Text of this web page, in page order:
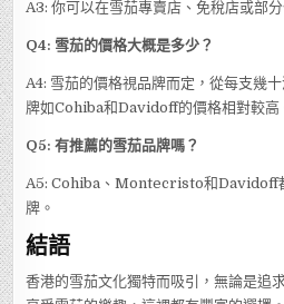
A3: 你可以在雪茄專賣店、免稅店或部
Q4: 雪茄的價格大概是多少？
A4: 雪茄的價格視品牌而定，從每支幾
牌如Cohiba和Davidoff的價格相對較高
Q5: 有推薦的雪茄品牌嗎？
A5: Cohiba、Montecristo和Davidoff
牌。
結語
香港的雪茄文化獨特而吸引，無論是追